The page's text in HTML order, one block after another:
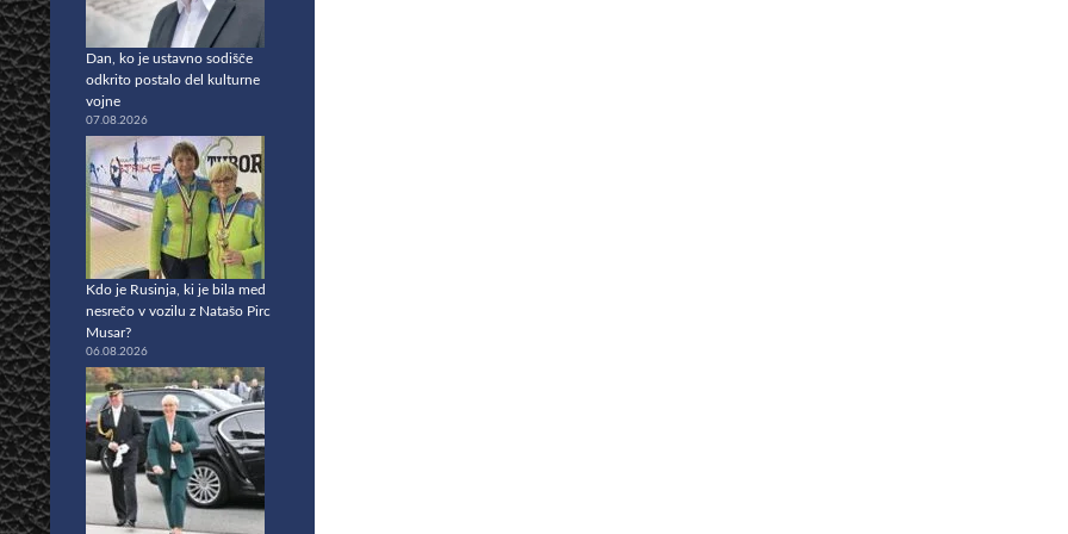
Dan, ko je ustavno sodišče
odkrito postalo del kulturne
vojne
07.08.2026
Kdo je Rusinja, ki je bila med
nesrečo v vozilu z Natašo Pirc
Musar?
06.08.2026